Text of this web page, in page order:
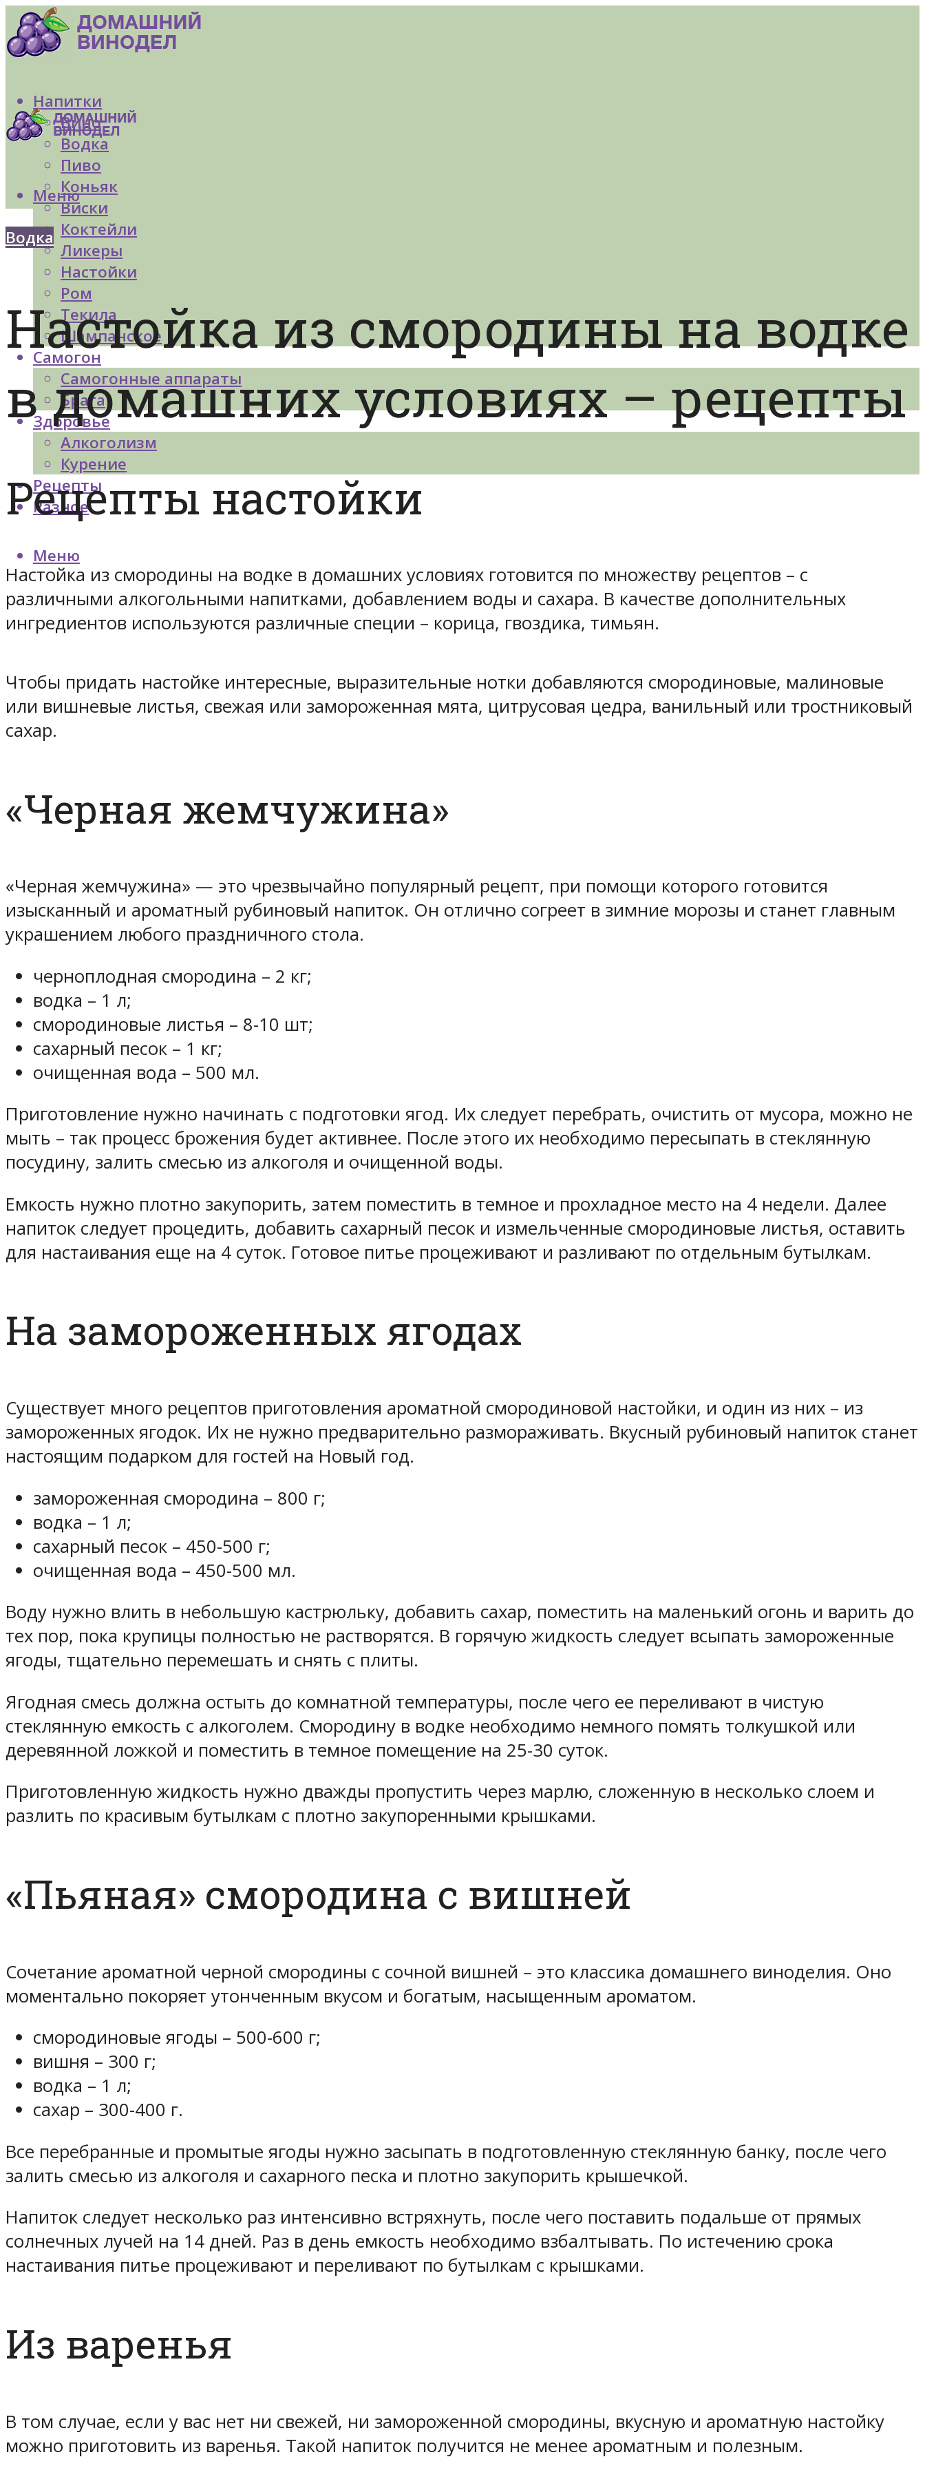
Напитки
Вино
Водка
Пиво
Коньяк
Виски
Коктейли
Ликеры
Настойки
Ром
Текила
Шампанское
Самогон
Самогонные аппараты
Брага
Здоровье
Алкоголизм
Курение
Рецепты
Разное
Меню
Меню
Водка
Настойка из смородины на водке
в домашних условиях – рецепты
Рецепты настойки
Настойка из смородины на водке в домашних условиях готовится по множеству рецептов – с
различными алкогольными напитками, добавлением воды и сахара. В качестве дополнительных
ингредиентов используются различные специи – корица, гвоздика, тимьян.
Чтобы придать настойке интересные, выразительные нотки добавляются смородиновые, малиновые
или вишневые листья, свежая или замороженная мята, цитрусовая цедра, ванильный или тростниковый
сахар.
«Черная жемчужина»
«Черная жемчужина» — это чрезвычайно популярный рецепт, при помощи которого готовится
изысканный и ароматный рубиновый напиток. Он отлично согреет в зимние морозы и станет главным
украшением любого праздничного стола.
черноплодная смородина – 2 кг;
водка – 1 л;
смородиновые листья – 8-10 шт;
сахарный песок – 1 кг;
очищенная вода – 500 мл.
Приготовление нужно начинать с подготовки ягод. Их следует перебрать, очистить от мусора, можно не
мыть – так процесс брожения будет активнее. После этого их необходимо пересыпать в стеклянную
посудину, залить смесью из алкоголя и очищенной воды.
Емкость нужно плотно закупорить, затем поместить в темное и прохладное место на 4 недели. Далее
напиток следует процедить, добавить сахарный песок и измельченные смородиновые листья, оставить
для настаивания еще на 4 суток. Готовое питье процеживают и разливают по отдельным бутылкам.
На замороженных ягодах
Существует много рецептов приготовления ароматной смородиновой настойки, и один из них – из
замороженных ягодок. Их не нужно предварительно размораживать. Вкусный рубиновый напиток станет
настоящим подарком для гостей на Новый год.
замороженная смородина – 800 г;
водка – 1 л;
сахарный песок – 450-500 г;
очищенная вода – 450-500 мл.
Воду нужно влить в небольшую кастрюльку, добавить сахар, поместить на маленький огонь и варить до
тех пор, пока крупицы полностью не растворятся. В горячую жидкость следует всыпать замороженные
ягоды, тщательно перемешать и снять с плиты.
Ягодная смесь должна остыть до комнатной температуры, после чего ее переливают в чистую
стеклянную емкость с алкоголем. Смородину в водке необходимо немного помять толкушкой или
деревянной ложкой и поместить в темное помещение на 25-30 суток.
Приготовленную жидкость нужно дважды пропустить через марлю, сложенную в несколько слоем и
разлить по красивым бутылкам с плотно закупоренными крышками.
«Пьяная» смородина с вишней
Сочетание ароматной черной смородины с сочной вишней – это классика домашнего виноделия. Оно
моментально покоряет утонченным вкусом и богатым, насыщенным ароматом.
смородиновые ягоды – 500-600 г;
вишня – 300 г;
водка – 1 л;
сахар – 300-400 г.
Все перебранные и промытые ягоды нужно засыпать в подготовленную стеклянную банку, после чего
залить смесью из алкоголя и сахарного песка и плотно закупорить крышечкой.
Напиток следует несколько раз интенсивно встряхнуть, после чего поставить подальше от прямых
солнечных лучей на 14 дней. Раз в день емкость необходимо взбалтывать. По истечению срока
настаивания питье процеживают и переливают по бутылкам с крышками.
Из варенья
В том случае, если у вас нет ни свежей, ни замороженной смородины, вкусную и ароматную настойку
можно приготовить из варенья. Такой напиток получится не менее ароматным и полезным.